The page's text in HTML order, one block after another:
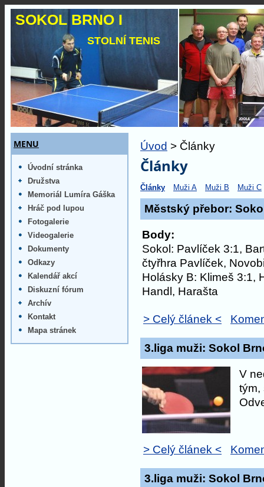
Úvod > Články
Články
Články Muži A Muži B Muži C
Městský přebor:
Body:
Sokol: Pavlíček 3:1,
čtyřhra Pavlíček,
Holásky B: Klimeš 3:1,
Handl, Harašta
> Celý článek <
3.liga muži: Sokol
V
tým,
> Celý článek <
3.liga muži: Sokol
MENU
Úvodní stránka
Družstva
Memoriál Lumíra Gáška
Hráč pod lupou
Fotogalerie
Videogalerie
Dokumenty
Odkazy
Kalendář akcí
Diskuzní fórum
Archív
Kontakt
Mapa stránek
SOKOL BRNO I
STOLNÍ TENIS